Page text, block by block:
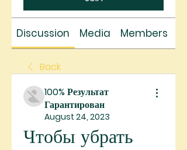
Discussion Media Members
Back
100% Результат
Гарантирован
August 24, 2023
Чтобы убрать